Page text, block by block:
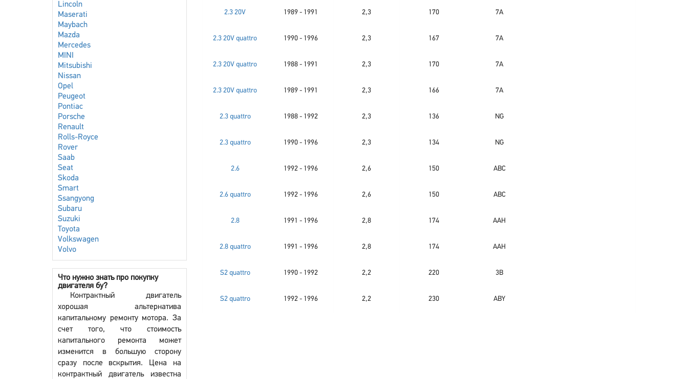
Lincoln
Maserati
Maybach
Mazda
Mercedes
MINI
Mitsubishi
Nissan
Opel
Peugeot
Pontiac
Porsche
Renault
Rolls-Royce
Rover
Saab
Seat
Skoda
Smart
Ssangyong
Subaru
Suzuki
Toyota
Volkswagen
Volvo
Что нужно знать про покупку
двигателя бу?
Контрактный двигатель
хорошая альтернатива
капитальному ремонту мотора. За
счет того, что стоимость
капитального ремонта может
изменится в большую сторону
сразу после вскрытия. Цена на
контрактный двигатель известна
2.3 20V 1989 - 1991 2,3 170 7A
2.3 20V quattro 1990 - 1996 2,3 167 7A
2.3 20V quattro 1988 - 1991 2,3 170 7A
2.3 20V quattro 1989 - 1991 2,3 166 7A
2.3 quattro 1988 - 1992 2,3 136 NG
2.3 quattro 1990 - 1996 2,3 134 NG
2.6 1992 - 1996 2,6 150 ABC
2.6 quattro 1992 - 1996 2,6 150 ABC
2.8 1991 - 1996 2,8 174 AAH
2.8 quattro 1991 - 1996 2,8 174 AAH
S2 quattro 1990 - 1992 2,2 220 3B
S2 quattro 1992 - 1996 2,2 230 ABY